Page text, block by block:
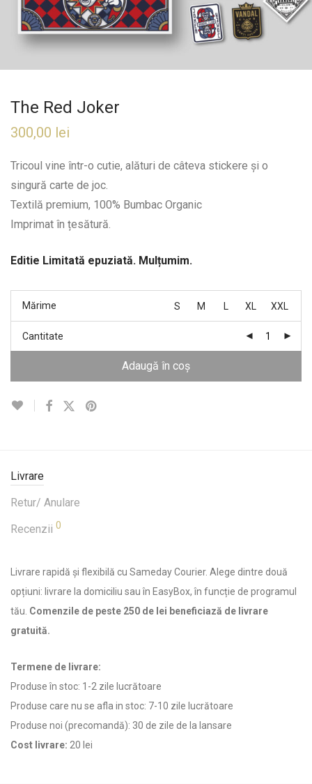
The Red Joker
300,00 lei
Tricoul vine într-o cutie, alături de câteva stickere și o
singură carte de joc.
Textilă premium, 100% Bumbac Organic
Imprimat în țesătură.
Editie Limitată epuziată. Mulțumim.
Mărime S M L XL XXL
Cantitate
Adaugă în coș
Livrare
Retur/ Anulare
Recenzii 0
Livrare rapidă și flexibilă cu Sameday Courier. Alege dintre două
opțiuni: livrare la domiciliu sau în EasyBox, în funcție de programul
tău. Comenzile de peste 250 de lei beneficiază de livrare
gratuită.
Termene de livrare:
Produse în stoc: 1-2 zile lucrătoare
Produse care nu se afla in stoc: 7-10 zile lucrătoare
Produse noi (precomandă): 30 de zile de la lansare
Cost livrare: 20 lei